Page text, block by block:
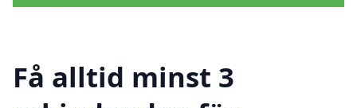
Få alltid minst 3